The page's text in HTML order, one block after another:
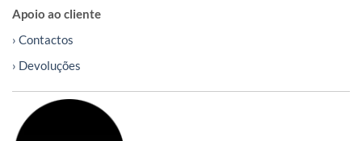
Apoio ao cliente
› Contactos
› Devoluções